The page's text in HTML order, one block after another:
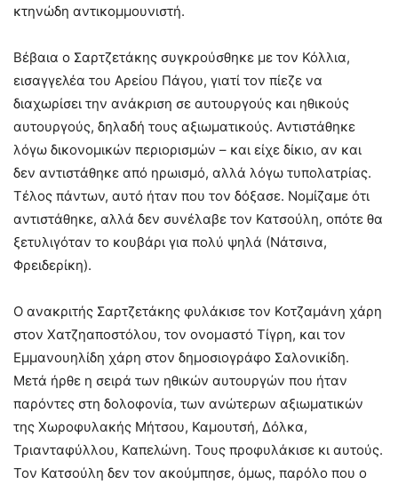
κτηνώδη αντικομμουνιστή.
Βέβαια ο Σαρτζετάκης συγκρούσθηκε με τον Κόλλια,
εισαγγελέα του Αρείου Πάγου, γιατί τον πίεζε να
διαχωρίσει την ανάκριση σε αυτουργούς και ηθικούς
αυτουργούς, δηλαδή τους αξιωματικούς. Αντιστάθηκε
λόγω δικονομικών περιορισμών – και είχε δίκιο, αν και
δεν αντιστάθηκε από ηρωισμό, αλλά λόγω τυπολατρίας.
Τέλος πάντων, αυτό ήταν που τον δόξασε. Νομίζαμε ότι
αντιστάθηκε, αλλά δεν συνέλαβε τον Κατσούλη, οπότε θα
ξετυλιγόταν το κουβάρι για πολύ ψηλά (Νάτσινα,
Φρειδερίκη).
Ο ανακριτής Σαρτζετάκης φυλάκισε τον Κοτζαμάνη χάρη
στον Χατζηαποστόλου, τον ονομαστό Τίγρη, και τον
Εμμανουηλίδη χάρη στον δημοσιογράφο Σαλονικίδη.
Μετά ήρθε η σειρά των ηθικών αυτουργών που ήταν
παρόντες στη δολοφονία, των ανώτερων αξιωματικών
της Χωροφυλακής Μήτσου, Καμουτσή, Δόλκα,
Τριανταφύλλου, Καπελώνη. Τους προφυλάκισε κι αυτούς.
Τον Κατσούλη δεν τον ακούμπησε, όμως, παρόλο που ο